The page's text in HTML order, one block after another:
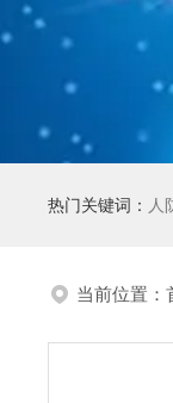
热门关键词： 人
当前位置：